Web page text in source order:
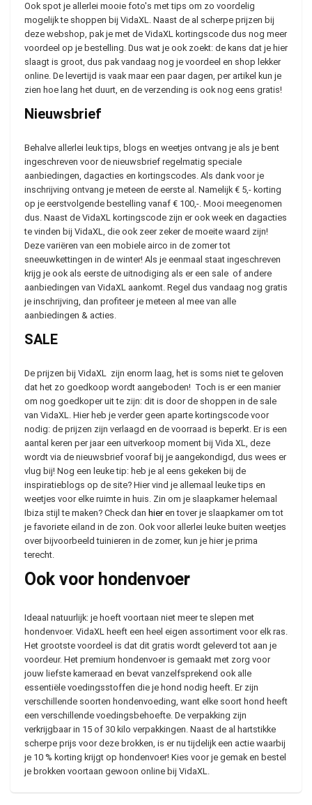
Ook spot je allerlei mooie foto's met tips om zo voordelig
mogelijk te shoppen bij VidaXL. Naast de al scherpe prijzen bij
deze webshop, pak je met de VidaXL kortingscode dus nog meer
voordeel op je bestelling. Dus wat je ook zoekt: de kans dat je hier
slaagt is groot, dus pak vandaag nog je voordeel en shop lekker
online. De levertijd is vaak maar een paar dagen, per artikel kun je
zien hoe lang het duurt, en de verzending is ook nog eens gratis!
Nieuwsbrief
Behalve allerlei leuk tips, blogs en weetjes ontvang je als je bent
ingeschreven voor de nieuwsbrief regelmatig speciale
aanbiedingen, dagacties en kortingscodes. Als dank voor je
inschrijving ontvang je meteen de eerste al. Namelijk € 5,- korting
op je eerstvolgende bestelling vanaf € 100,-. Mooi meegenomen
dus. Naast de VidaXL kortingscode zijn er ook week en dagacties
te vinden bij VidaXL, die ook zeer zeker de moeite waard zijn!
Deze variëren van een mobiele airco in de zomer tot
sneeuwkettingen in de winter! Als je eenmaal staat ingeschreven
krijg je ook als eerste de uitnodiging als er een sale of andere
aanbiedingen van VidaXL aankomt. Regel dus vandaag nog gratis
je inschrijving, dan profiteer je meteen al mee van alle
aanbiedingen & acties.
SALE
De prijzen bij VidaXL zijn enorm laag, het is soms niet te geloven
dat het zo goedkoop wordt aangeboden! Toch is er een manier
om nog goedkoper uit te zijn: dit is door de shoppen in de sale
van VidaXL. Hier heb je verder geen aparte kortingscode voor
nodig: de prijzen zijn verlaagd en de voorraad is beperkt. Er is een
aantal keren per jaar een uitverkoop moment bij Vida XL, deze
wordt via de nieuwsbrief vooraf bij je aangekondigd, dus wees er
vlug bij! Nog een leuke tip: heb je al eens gekeken bij de
inspiratieblogs op de site? Hier vind je allemaal leuke tips en
weetjes voor elke ruimte in huis. Zin om je slaapkamer helemaal
Ibiza stijl te maken? Check dan hieren tover je slaapkamer om tot
je favoriete eiland in de zon. Ook voor allerlei leuke buiten weetjes
over bijvoorbeeld tuinieren in de zomer, kun je hier je prima
terecht.
Ook voor hondenvoer
Ideaal natuurlijk: je hoeft voortaan niet meer te slepen met
hondenvoer. VidaXL heeft een heel eigen assortiment voor elk ras.
Het grootste voordeel is dat dit gratis wordt geleverd tot aan je
voordeur. Het premium hondenvoer is gemaakt met zorg voor
jouw liefste kameraad en bevat vanzelfsprekend ook alle
essentiële voedingsstoffen die je hond nodig heeft. Er zijn
verschillende soorten hondenvoeding, want elke soort hond heeft
een verschillende voedingsbehoefte. De verpakking zijn
verkrijgbaar in 15 of 30 kilo verpakkingen. Naast de al hartstikke
scherpe prijs voor deze brokken, is er nu tijdelijk een actie waarbij
je 10 % korting krijgt op hondenvoer! Kies voor je gemak en bestel
je brokken voortaan gewoon online bij VidaXL.